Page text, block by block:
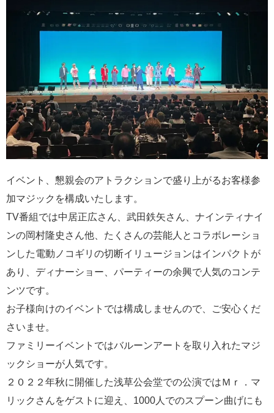
イベント、懇親会のアトラクションで盛り上がるお客様参
加マジックを構成いたします。
TV番組では中居正広さん、武田鉄矢さん、ナインティナイ
ンの岡村隆史さん他、たくさんの芸能人とコラボレーショ
ンした電動ノコギリの切断イリュージョンはインパクトが
あり、ディナーショー、パーティーの余興で人気のコンテ
ンツです。
お子様向けのイベントでは構成しませんので、ご安心くだ
さいませ。
ファミリーイベントではバルーンアートを取り入れたマジ
ックショーが人気です。
２０２２年秋に開催した浅草公会堂での公演ではＭｒ．マ
リックさんをゲストに迎え、1000人でのスプーン曲げにも